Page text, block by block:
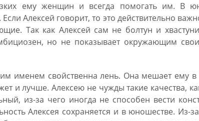
ему женщин и всегда помогать им. В
Алексей говорит, то это действительно
Так как Алексей сам не болтун и
но не показывает окружающим
именем свойственна лень. Она мешает ему
и лучше. Алексею не чужды такие качества,
из-за чего иногда не способен вести
Алексея сохраняется и в юношестве. Из-